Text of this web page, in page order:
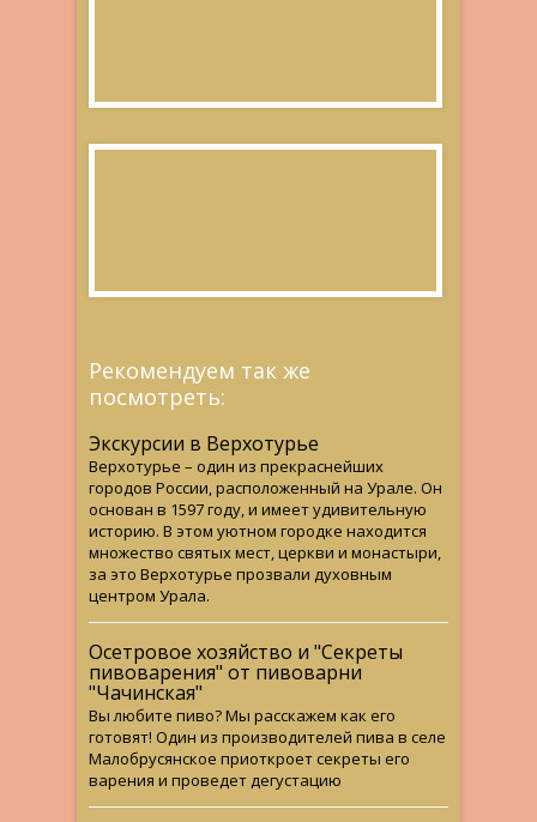
Рекомендуем так же
посмотреть:
Экскурсии в Верхотурье
Верхотурье – один из прекраснейших
городов России, расположенный на Урале. Он
основан в 1597 году, и имеет удивительную
историю. В этом уютном городке находится
множество святых мест, церкви и монастыри,
за это Верхотурье прозвали духовным
центром Урала.
Осетровое хозяйство и "Секреты
пивоварения" от пивоварни
"Чачинская"
Вы любите пиво? Мы расскажем как его
готовят! Один из производителей пива в селе
Малобрусянское приоткроет секреты его
варения и проведет дегустацию